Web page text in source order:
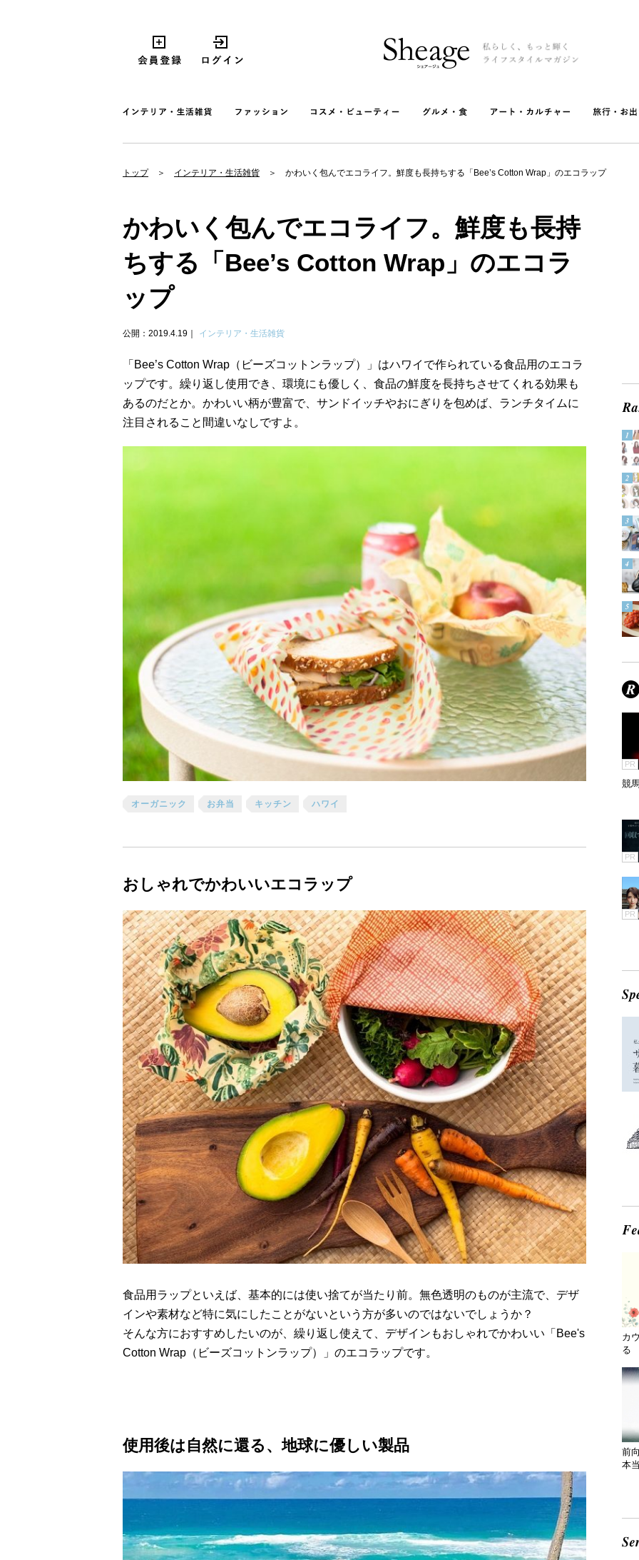
トップ インテリア・生活雑貨 かわいく包んでエコライフ。鮮度も長持ちする「Bee’s Cotton Wrap」のエコラップ
かわいく包んでエコライフ。鮮度も長持
ちする「Bee’s Cotton Wrap」のエコラ
ップ
公開：2019.4.19 インテリア・生活雑貨
「Bee’s Cotton Wrap（ビーズコットンラップ）」はハワイで作られている食品用のエコラ
ップです。繰り返し使用でき、環境にも優しく、食品の鮮度を長持ちさせてくれる効果も
あるのだとか。かわいい柄が豊富で、サンドイッチやおにぎりを包めば、ランチタイムに
注目されること間違いなしですよ。
オーガニック お弁当 キッチン ハワイ
おしゃれでかわいいエコラップ
食品用ラップといえば、基本的には使い捨てが当たり前。無色透明のものが主流で、デザ
インや素材など特に気にしたことがないという方が多いのではないでしょうか？
そんな方におすすめしたいのが、繰り返し使えて、デザインもおしゃれでかわいい「Bee's
Cotton Wrap（ビーズコットンラップ）」のエコラップです。
使用後は自然に還る、地球に優しい製品
PR
競
PR
PR
カ
る
前
本